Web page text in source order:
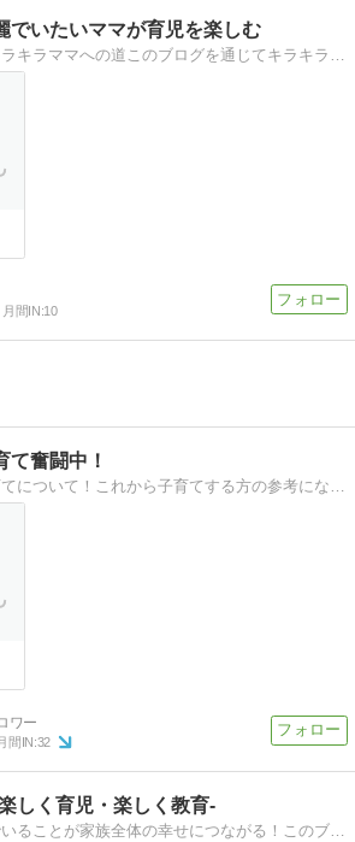
でいたいママが育児を楽しむ
ニコニコ育児でキラキラママへの道このブログを通じてキラキラ輝くニコニコママへお手伝いできれば嬉しいです。
月間IN:10
て奮闘中！
男の子３人の子育てについて！これから子育てする方の参考になれば嬉しいです！「ママが一番かわいい」と言われたママは自分磨きも頑張ります！
間IN:32
しく育児・楽しく教育-
ママがハッピーでいることが家族全体の幸せにつながる！このブログでは、子育てをもっと楽しく、ストレスフリーにするための秘策や実践的なアドバイスを大公開。一緒に育児の楽しさを発見しましょう。